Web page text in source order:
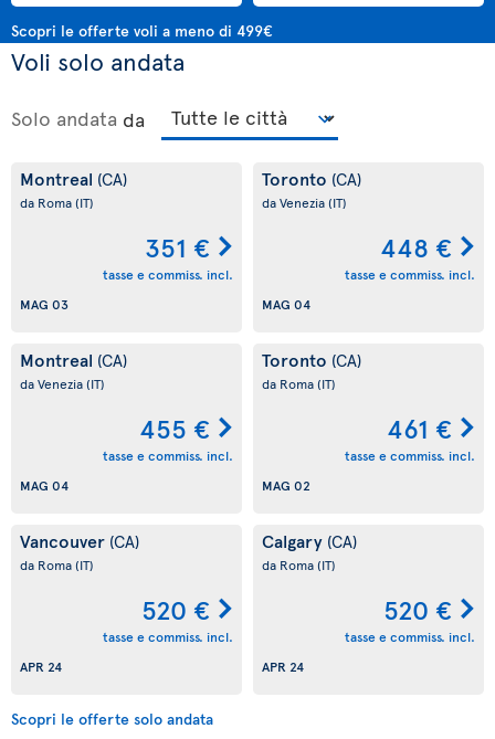
Scopri le offerte voli a meno di 499€
Voli solo andata
Solo andata da
Montreal (CA)
da Roma(IT)
351 €
tasse e commiss. incl.
MAG 03
Toronto (CA)
da Venezia(IT)
448 €
tasse e commiss. incl.
MAG 04
Montreal (CA)
da Venezia(IT)
455 €
tasse e commiss. incl.
MAG 04
Toronto (CA)
da Roma(IT)
461 €
tasse e commiss. incl.
MAG 02
Vancouver (CA)
da Roma(IT)
520 €
tasse e commiss. incl.
APR 24
Calgary (CA)
da Roma(IT)
520 €
tasse e commiss. incl.
APR 24
Scopri le offerte solo andata